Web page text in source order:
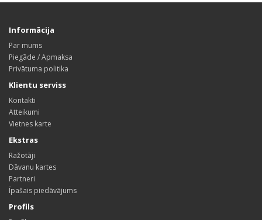
Informācija
Par mums
Piegāde / Apmaksa
Privātuma politika
Klientu serviss
Kontakti
Atteikumi
Vietnes karte
Ekstras
Ražotāji
Dāvanu kartes
Partneri
Īpašais piedāvājums
Profils